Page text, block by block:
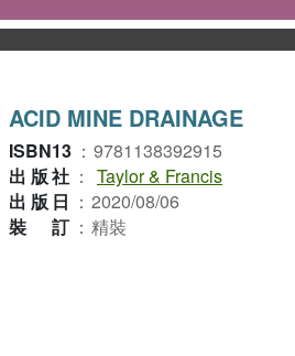
ACID MINE DRAINAGE
ISBN13 ： 9781138392915
出版社 ： Taylor & Francis
出版日 ： 2020/08/06
裝訂 ： 精裝